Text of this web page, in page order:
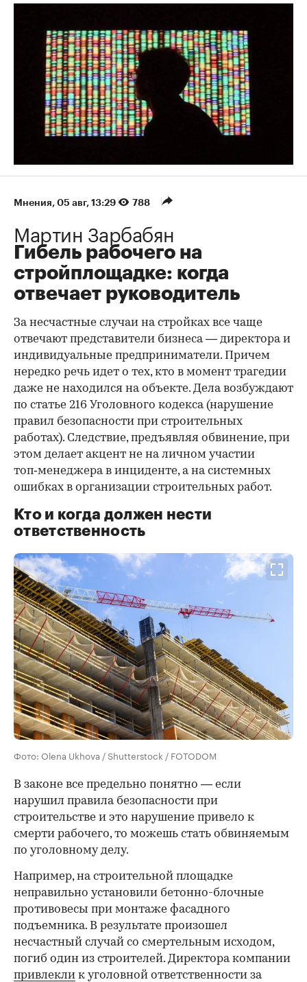
Мнения⁠, 05 авг, 13:29 788
Мартин Зарбабян
Гибель рабочего на
стройплощадке: когда
отвечает руководитель
За несчастные случаи на стройках все чаще
отвечают представители бизнеса — директора и
индивидуальные предприниматели. Причем
нередко речь идет о тех, кто в момент трагедии
даже не находился на объекте. Дела возбуждают
по статье 216 Уголовного кодекса (нарушение
правил безопасности при строительных
работах). Следствие, предъявляя обвинение, при
этом делает акцент не на личном участии
топ‑менеджера в инциденте, а на системных
ошибках в организации строительных работ.
Кто и когда должен нести
ответственность
Фото: Olena Ukhova / Shutterstock / FOTODOM
00:00
В законе все предельно понятно — если
нарушил правила безопасности при
строительстве и это нарушение привело к
смерти рабочего, то можешь стать обвиняемым
по уголовному делу.
Например, на строительной площадке
неправильно установили бетонно-блочные
противовесы при монтаже фасадного
подъемника. В результате произошел
несчастный случай со смертельным исходом,
погиб один из строителей. Директора компании
привлекли к уголовной ответственности за